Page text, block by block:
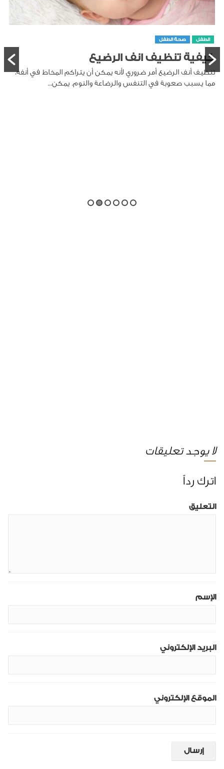
الطفل صحة الطفل
كيفية تنظيف انف الرضيع
تنظيف أنف الرضيع أمر ضروري لأنه يمكن أن يتراكم المخاط في أنفه،
مما يسبب صعوبة في التنفس والرضاعة والنوم. يمكن...
لا يوجد تعليقات
اترك رداً
التعليق
الإسم
البريد الإلكتروني
الموقع الإلكتروني